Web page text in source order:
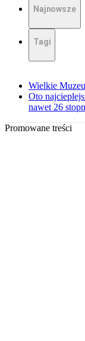
Najnowsze
Tagi
Wielkie
Oto
nawet 26
Promowane treści